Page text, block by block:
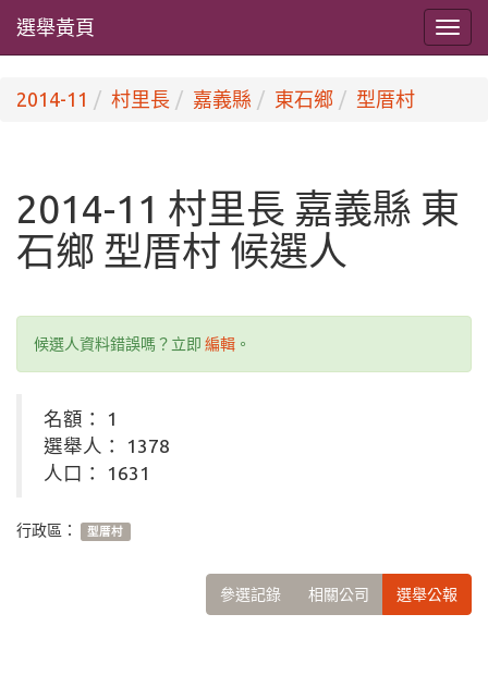
選舉黃頁
2014-11 村里長 嘉義縣 東石鄉 型厝村
2014-11 村里長 嘉義縣 東
石鄉 型厝村 候選人
候選人資料錯誤嗎？立即 編輯 。
名額： 1
選舉人： 1378
人口： 1631
行政區： 型厝村
參選記錄 相關公司 選舉公報